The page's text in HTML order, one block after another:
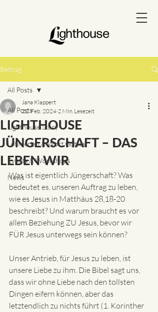
Beitrag
All Posts
Lighthouse Story
Lehrserien & Wort Gottes
Events & Workshops
News
All Posts
LIGHTHOUSE
JÜNGERSCHAFT – DAS
LEBEN WIR
Jana Klappert
22. Feb. 2024 2 Min. Lesezeit
Was ist eigentlich Jüngerschaft? Was
bedeutet es, unseren Auftrag zu leben,
wie es Jesus in Matthäus 28,18-20
beschreibt? Und warum braucht es vor
allem Beziehung ZU Jesus, bevor wir
FÜR Jesus unterwegs sein können?
Unser Antrieb, für Jesus zu leben, ist
unsere Liebe zu ihm. Die Bibel sagt uns,
dass wir ohne Liebe nach den tollsten
Dingen eifern können, aber das
letztendlich zu nichts führt (1. Korinther